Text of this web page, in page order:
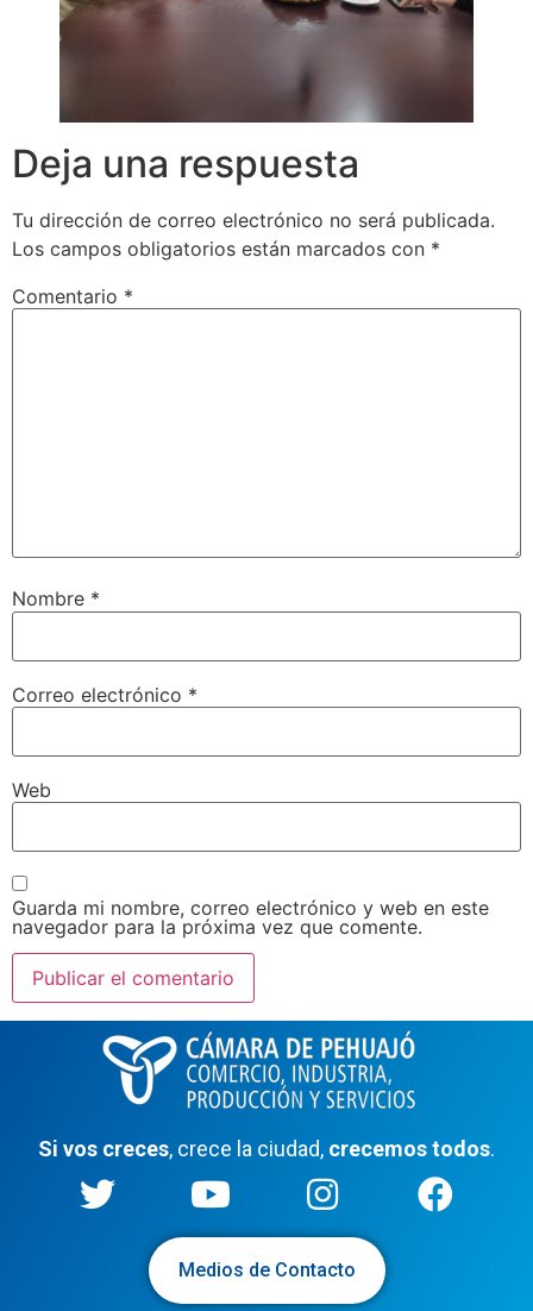
Deja una respuesta
Tu dirección de correo electrónico no será publicada.
Los campos obligatorios están marcados con *
Comentario *
Nombre *
Correo electrónico *
Web
Guarda mi nombre, correo electrónico y web en este
navegador para la próxima vez que comente.
Si vos creces, crece la ciudad, crecemos todos.
Medios de Contacto